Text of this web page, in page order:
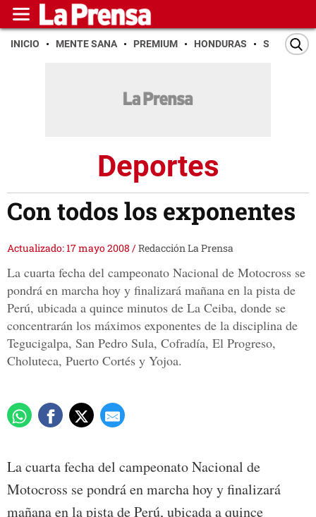
INICIO MENTE SANA PREMIUM HONDURAS SAN PEDRO
Deportes
Con todos los exponentes
Actualizado: 17 mayo 2008 /Redacción La Prensa
La cuarta fecha del campeonato Nacional de Motocross se
pondrá en marcha hoy y finalizará mañana en la pista de
Perú, ubicada a quince minutos de La Ceiba, donde se
concentrarán los máximos exponentes de la disciplina de
Tegucigalpa, San Pedro Sula, Cofradía, El Progreso,
Choluteca, Puerto Cortés y Yojoa.
La cuarta fecha del campeonato Nacional de
Motocross se pondrá en marcha hoy y finalizará
mañana en la pista de Perú, ubicada a quince